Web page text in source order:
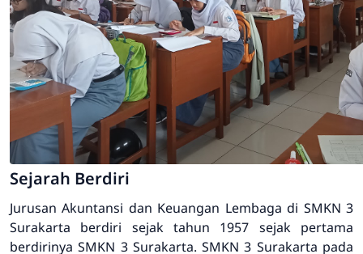
Sejarah Berdiri
Jurusan Akuntansi dan Keuangan Lembaga di SMKN 3
Surakarta berdiri sejak tahun 1957 sejak pertama
berdirinya SMKN 3 Surakarta. SMKN 3 Surakarta pada